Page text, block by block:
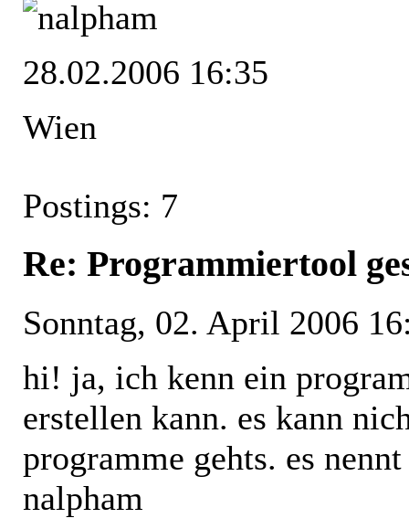
28.02.2006 16:35
Wien
Postings: 7
Re: Programmiertool
Sonntag, 02. April 2006
hi! ja, ich kenn ein
erstellen kann. es kann
programme gehts. es
nalpham